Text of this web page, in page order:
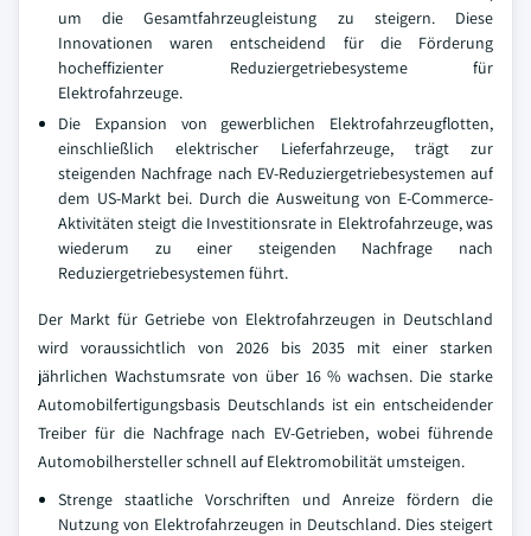
um die Gesamtfahrzeugleistung zu steigern. Diese
Innovationen waren entscheidend für die Förderung
hocheffizienter Reduziergetriebesysteme für
Elektrofahrzeuge.
Die Expansion von gewerblichen Elektrofahrzeugflotten,
einschließlich elektrischer Lieferfahrzeuge, trägt zur
steigenden Nachfrage nach EV-Reduziergetriebesystemen auf
dem US-Markt bei. Durch die Ausweitung von E-Commerce-
Aktivitäten steigt die Investitionsrate in Elektrofahrzeuge, was
wiederum zu einer steigenden Nachfrage nach
Reduziergetriebesystemen führt.
Der Markt für Getriebe von Elektrofahrzeugen in Deutschland
wird voraussichtlich von 2026 bis 2035 mit einer starken
jährlichen Wachstumsrate von über 16 % wachsen. Die starke
Automobilfertigungsbasis Deutschlands ist ein entscheidender
Treiber für die Nachfrage nach EV-Getrieben, wobei führende
Automobilhersteller schnell auf Elektromobilität umsteigen.
Strenge staatliche Vorschriften und Anreize fördern die
Nutzung von Elektrofahrzeugen in Deutschland. Dies steigert